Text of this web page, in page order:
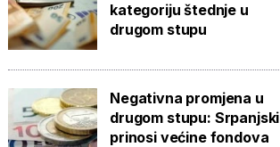
kategoriju štednje u
drugom stupu
Negativna promjena u
drugom stupu: Srpanjski
prinosi većine fondova